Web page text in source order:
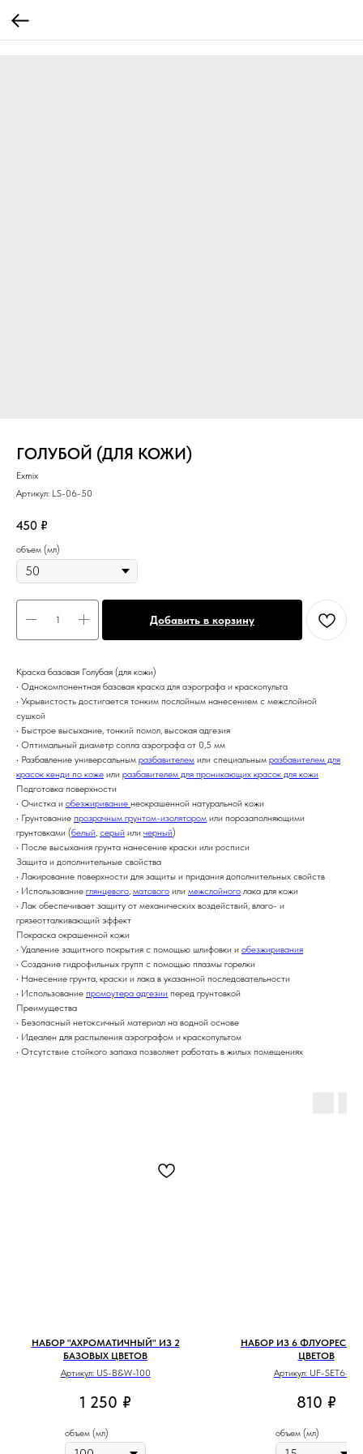
ГОЛУБОЙ (ДЛЯ КОЖИ)
Exmix
Артикул: LS-06-50
450 ₽
объем (мл)
Добавить в корзину
Краска базовая Голубая (для кожи)
• Однокомпонентная базовая краска для аэрографа и краскопульта
• Укрывистость достигается тонким послойным нанесением с межслойной
сушкой
• Быстрое высыхание, тонкий помол, высокая адгезия
• Оптимальный диаметр сопла аэрографа от 0,5 мм
• Разбавление универсальным разбавителем или специальным разбавителем для
красок кенди по коже или разбавителем для проникающих красок для кожи
Подготовка поверхности
• Очистка и обезжиривание неокрашенной натуральной кожи
• Грунтование прозрачным грунтом-изолятором или порозаполняющими
грунтовками (белый, серый или черный)
• После высыхания грунта нанесение краски или росписи
Защита и дополнительные свойства
• Лакирование поверхности для защиты и придания дополнительных свойств
• Использование глянцевого, матового или межслойного лака для кожи
• Лак обеспечивает защиту от механических воздействий, влаго- и
грязеотталкивающий эффект
Покраска окрашенной кожи
• Удаление защитного покрытия с помощью шлифовки и обезжиривания
• Создание гидрофильных групп с помощью плазмы горелки
• Нанесение грунта, краски и лака в указанной последовательности
• Использование промоутера адгезии перед грунтовкой
Преимущества
• Безопасный нетоксичный материал на водной основе
• Идеален для распыления аэрографом и краскопультом
• Отсутствие стойкого запаха позволяет работать в жилых помещениях
НАБОР "АХРОМАТИЧНЫЙ" ИЗ 2
БАЗОВЫХ ЦВЕТОВ
Артикул: US-B&W-100
1 250 ₽
объем (мл)
НАБОР ИЗ 6
ЦВЕТОВ
Артикул: UF-SET6-15
810 ₽
объем (мл)